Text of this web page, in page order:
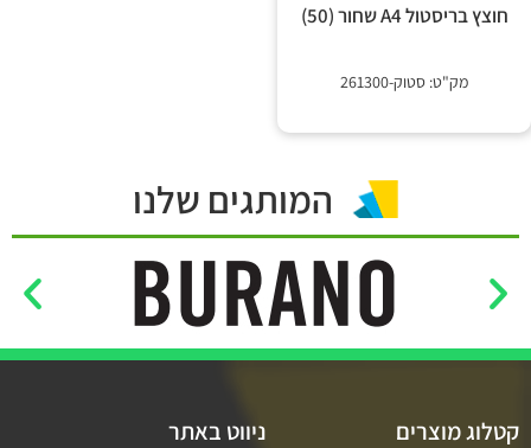
חוצץ בריסטול A4 שחור (50)
מק"ט: סטוק-261300
המותגים שלנו
קטלוג מוצרים ניווט באתר